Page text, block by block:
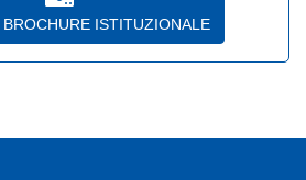
ISTITUZIONALE